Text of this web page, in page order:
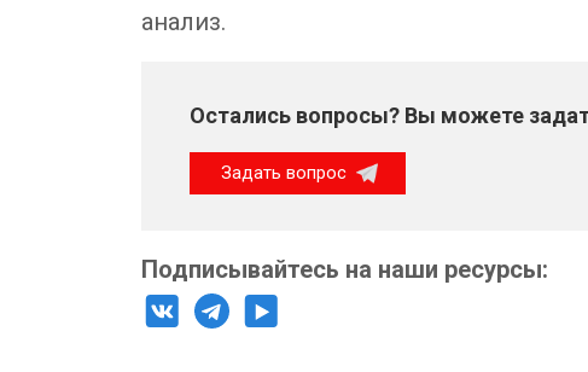
анализ.
Остались вопросы? Вы можете
Задать вопрос
Подписывайтесь на наши ресурсы: